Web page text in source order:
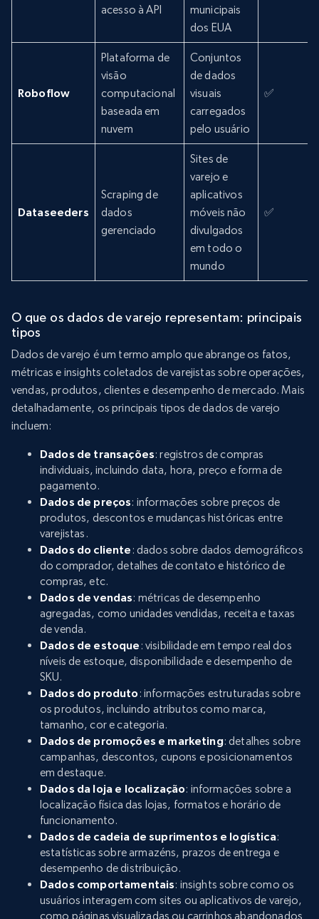
acesso à API
municipais
dos EUA
Roboflow
Plataforma de
visão
computacional
baseada em
nuvem
Conjuntos
de dados
visuais
carregados
pelo usuário
✅
Dataseeders
Scraping de
dados
gerenciado
Sites de
varejo e
aplicativos
móveis não
divulgados
em todo o
mundo
✅
O que os dados de varejo representam: principais
tipos
Dados de varejo é um termo amplo que abrange os fatos,
métricas e insights coletados de varejistas sobre operações,
vendas, produtos, clientes e desempenho de mercado. Mais
detalhadamente, os principais tipos de dados de varejo
incluem:
Dados de transações: registros de compras
individuais, incluindo data, hora, preço e forma de
pagamento.
Dados de preços: informações sobre preços de
produtos, descontos e mudanças históricas entre
varejistas.
Dados do cliente : dados sobre dados demográficos
do comprador, detalhes de contato e histórico de
compras, etc.
Dados de vendas: métricas de desempenho
agregadas, como unidades vendidas, receita e taxas
de venda.
Dados de estoque : visibilidade em tempo real dos
níveis de estoque, disponibilidade e desempenho de
SKU.
Dados do produto : informações estruturadas sobre
os produtos, incluindo atributos como marca,
tamanho, cor e categoria.
Dados de promoções e marketing: detalhes sobre
campanhas, descontos, cupons e posicionamentos
em destaque.
Dados da loja e localização: informações sobre a
localização física das lojas, formatos e horário de
funcionamento.
Dados de cadeia de suprimentos e logística:
estatísticas sobre armazéns, prazos de entrega e
desempenho de distribuição.
Dados comportamentais: insights sobre como os
usuários interagem com sites ou aplicativos de varejo,
como páginas visualizadas ou carrinhos abandonados